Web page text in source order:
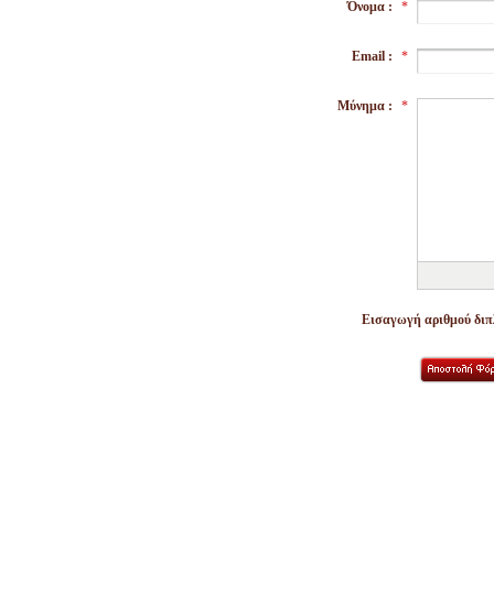
Όνομα : *
Email : *
Μύνημα : *
Εισαγωγή αριθμού